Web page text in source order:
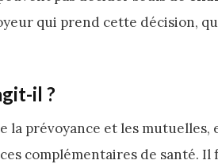
qui prend cette décision,
il ?
la prévoyance et les mutuelles,
complémentaires de santé. Il